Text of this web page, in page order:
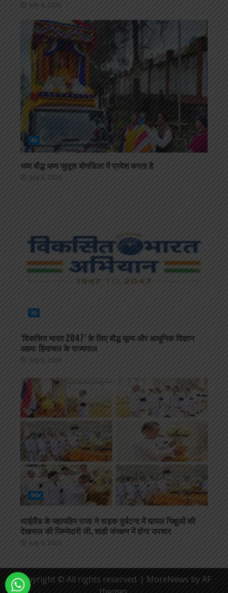
July 8, 2026
देश
भव्य बौद्ध धम्म जुलूस बोमडिला में प्रवेश करता है
July 6, 2026
देश
‘विकसित भारत 2047’ के लिए बौद्ध मूल्य और आधुनिक विज्ञान
अहम: हिमाचल के राज्यपाल
July 6, 2026
विदेश
थाईलैंड के महामहिम राजा ने सड़क दुर्घटना में घायल भिक्षुओं की
देखभाल की जिम्मेदारी ली, शाही संरक्षण में होगा उपचार
July 6, 2026
Copyright © All rights reserved. | MoreNews by AF